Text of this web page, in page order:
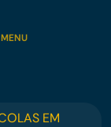
MENU
EM